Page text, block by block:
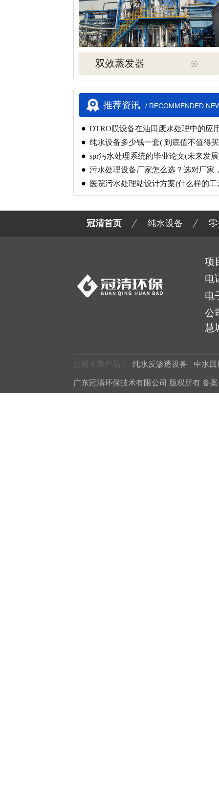
双效蒸发器
推荐资讯 / RECOMMENDED
DTRO膜设备在油田废水处理中的应
纯水设备多少钱一套( 到底值不值得
spr污水处理系统的毕业论文(未来发
污水处理设备厂家怎么选？选对厂家
功倍医院污水处理站设计方案(什么样的
经济)
冠清首页 纯水设备
项
电
电
公
慧
公司主营产品： 纯水反渗透设备 中水回
广东冠清环保技术有限公司 版权所有 备